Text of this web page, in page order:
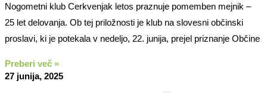
Nogometni klub Cerkvenjak letos praznuje pomemben mejnik –
25 let delovanja. Ob tej priložnosti je klub na slovesni občinski
proslavi, ki je potekala v nedeljo, 22. junija, prejel priznanje Občine
Preberi več »
27 junija, 2025